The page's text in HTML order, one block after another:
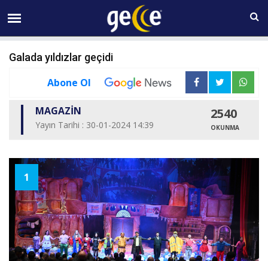
08 AĞUSTOS Cumartesi 10:50
Galada yıldızlar geçidi
Abone Ol
MAGAZİN
Yayın Tarihi : 30-01-2024 14:39
2540
OKUNMA
1